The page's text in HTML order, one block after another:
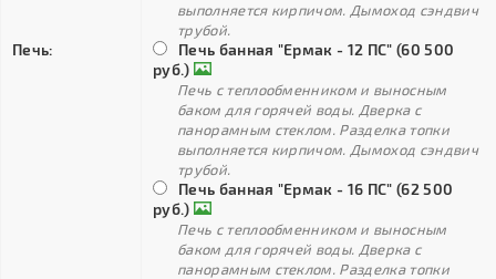
Печь:
выполняется кирпичом. Дымоход сэндвич
трубой.
Печь банная "Ермак - 12 ПС" (60 500
руб.)
Печь с теплообменником и выносным
баком для горячей воды. Дверка с
панорамным стеклом. Разделка топки
выполняется кирпичом. Дымоход сэндвич
трубой.
Печь банная "Ермак - 16 ПС" (62 500
руб.)
Печь с теплообменником и выносным
баком для горячей воды. Дверка с
панорамным стеклом. Разделка топки